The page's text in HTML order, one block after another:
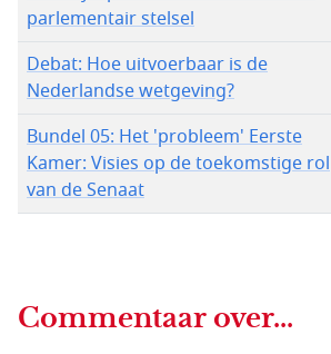
parlementair stelsel
Debat: Hoe uitvoerbaar is de
Nederlandse wetgeving?
Bundel 05: Het 'probleem' Eerste
Kamer: Visies op de toekomstige rol
van de Senaat
Commentaar over...